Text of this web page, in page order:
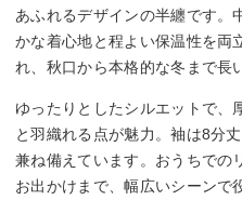
あふれるデザインの半纏です。
かな着心地と程よい保温性を両
れ、秋口から本格的な冬まで長
ゆったりとしたシルエットで、
と羽織れる点が魅力。袖は8分
兼ね備えています。おうちでの
お出かけまで、幅広いシーンで